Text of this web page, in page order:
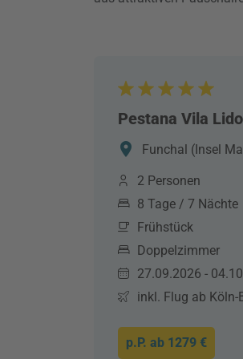
Pestana Vila
Funchal (Insel
2 Personen
8 Tage / 7 Nächte
Frühstück
Doppelzimmer
27.09.2026 -
inkl. Flug ab Köln-
p.P. ab 1279 €